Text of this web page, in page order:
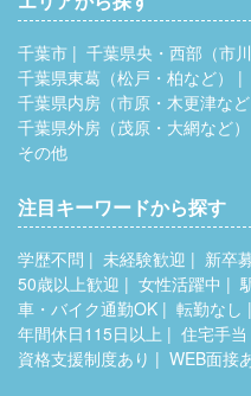
千葉市
千葉県央・西部（市
千葉県東葛（松戸・柏など）
千葉県内房（市原・木更津など
千葉県外房（茂原・大網など）
その他
注目キーワードから探す
学歴不問 未経験歓迎 新卒
50歳以上歓迎
女性活躍中
車・バイク通勤OK
転勤なし
年間休日115日以上
住宅手
資格支援制度あり
WEB面接